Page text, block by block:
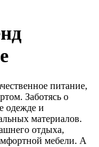
питание,
Заботясь о
одежде и
материалов.
отдыха,
мебели. А